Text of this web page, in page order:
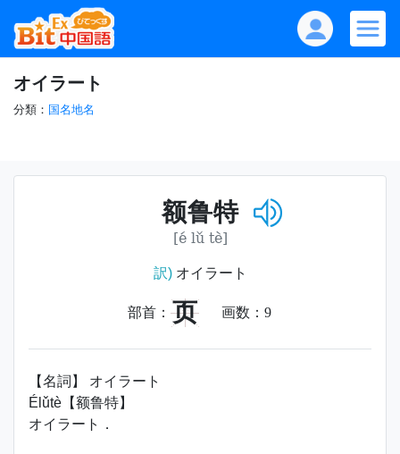
オイラート
分類： 国名地名
额鲁特
[é lǔ tè]
訳)オイラート
部首： 页 画数： 9
【名詞】 オイラート
Élǔtè【额鲁特】
オイラート．